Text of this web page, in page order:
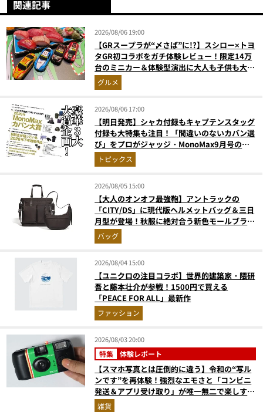
関連記事
2026/08/06 19:00
【GRスープラが“〆さば”に!?】スシロー×トヨ
タGR初コラボをガチ体験レビュー！限定14万
台のミニカー＆体験型演出に大人も子供も大興
奮間違いなし
グルメ
2026/08/06 17:00
【明日発売】シャカ付録もキャプテンスタッグ
付録も大特集も注目！「間違いのないカバン選
び」をプロがジャッジ・MonoMax9月号の目
次を公開
トピックス
2026/08/05 15:00
【大人のオンオフ最強鞄】アントラックの
「CITY/DS」に現代版ヘルメットバッグ＆三日
月型が登場！秋服に絶対合う新色モールブラウ
ンが傑作
バッグ
2026/08/04 15:00
【ユニクロの注目コラボ】世界的建築家・隈研
吾と藤本壮介が参戦！1500円で買える
「PEACE FOR ALL」最新作
ファッション
2026/08/03 20:00
特集 体験レポート
【スマホ写真とは圧倒的に違う】令和の“写ル
ンです”を再体験！強烈なエモさと「コンビニ
発送＆アプリ受け取り」が唯一無二で楽しすぎ
た雑貨